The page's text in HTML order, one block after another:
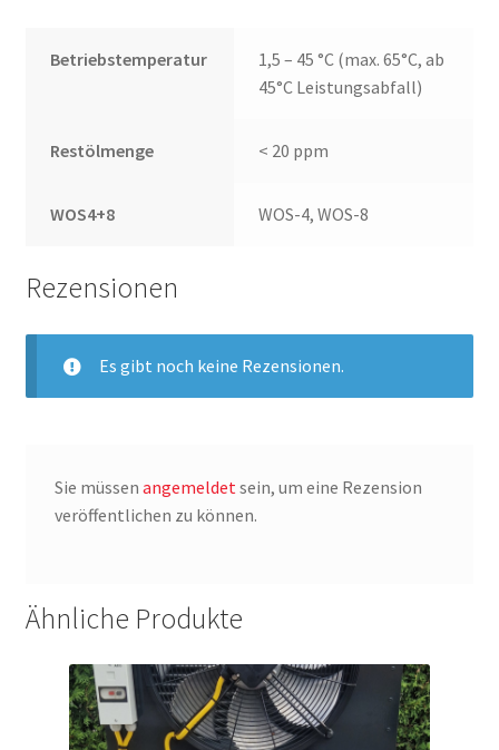
Betriebstemperatur
1,5 – 45 °C (max. 65°C, ab
45°C Leistungsabfall)
Restölmenge < 20 ppm
WOS4+8 WOS-4, WOS-8
Rezensionen
Es gibt noch keine Rezensionen.
Sie müssen angemeldetsein, um eine Rezension
veröffentlichen zu können.
Ähnliche Produkte